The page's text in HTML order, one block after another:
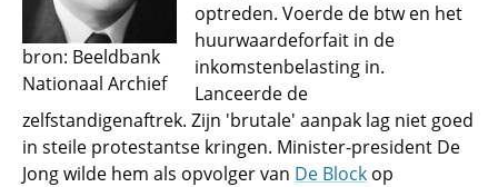
bron: Beeldbank
Nationaal Archief
optreden. Voerde de btw en het
huurwaardeforfait in de
inkomstenbelasting in.
Lanceerde de
zelfstandigenaftrek. Zijn 'brutale' aanpak lag niet goed
in steile protestantse kringen. Minister-president De
Jong wilde hem als opvolger van De Block op